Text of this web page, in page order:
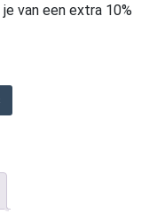
van een extra 10%